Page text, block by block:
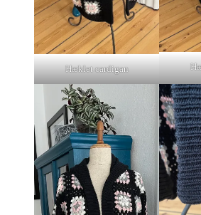
Hæklet cardigan